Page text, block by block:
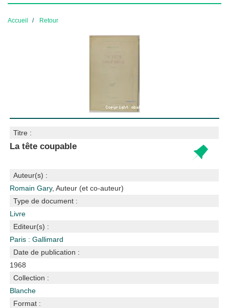
Accueil Retour
Titre :
La tête coupable
Auteur(s) :
Romain Gary, Auteur (et co-auteur)
Type de document :
Livre
Editeur(s) :
Paris : Gallimard
Date de publication :
1968
Collection :
Blanche
Format :